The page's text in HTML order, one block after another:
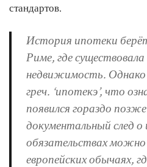
стандартов.
История ипотеки
Риме, где существовала
недвижимость.
греч. ‘ипотекэ’, что
появился гораздо
документальный след
обязательствах можно
европейских обычаях,